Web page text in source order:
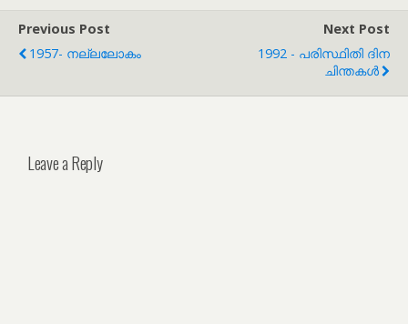
Previous Post
1957- നല്ലലോകം
Next Post
1992 - പരിസ്ഥിതി ദിന
ചിന്തകൾ
Leave a Reply